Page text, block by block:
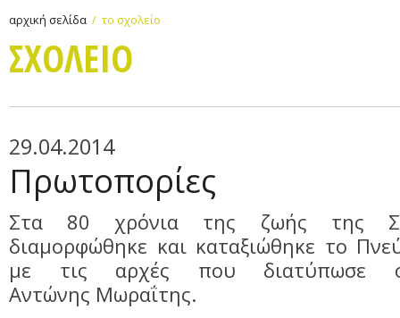
αρχική σελίδα το σχολείο
ΣΧΟΛΕΙΟ
29.04.2014
Πρωτοπορίες
Στα 80 χρόνια της ζωής της
διαμορφώθηκε και καταξιώθηκε το
με τις αρχές που διατύπωσε
Αντώνης Μωραΐτης.